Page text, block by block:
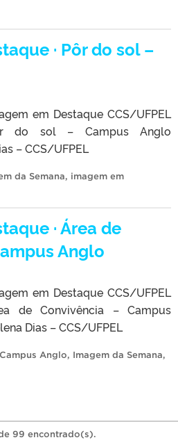
· Pôr do sol –
em Destaque CCS/UFPEL
do sol – Campus Anglo
– CCS/UFPEL
da Semana, imagem em
· Área de
Anglo
em Destaque CCS/UFPEL
de Convivência – Campus
Dias – CCS/UFPEL
Campus Anglo, Imagem da Semana,
99 encontrado(s).